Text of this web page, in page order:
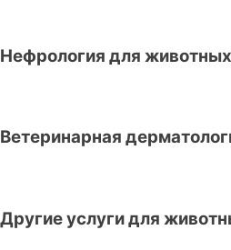
Нефрология для
Ветеринарная
Другие услуги для